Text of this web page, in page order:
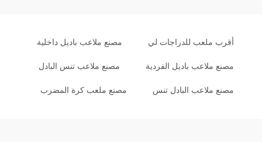
أقرب ملعب للدراجات لي مصنع ملاعب باديل داخلية
مصنع ملاعب باديل الفردية مصنع ملاعب تنس البادل
مصنع ملاعب البادل تنس مصنع ملعب كرة المضرب